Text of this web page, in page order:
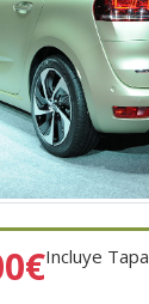
€Incluye